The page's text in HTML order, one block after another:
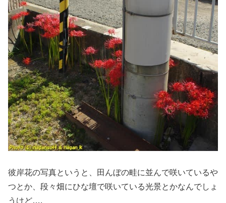
彼岸花の写真というと、田んぼの畦に並んで咲いているや
つとか、段々畑にひな壇で咲いている光景とかなんでしょ
うけど….